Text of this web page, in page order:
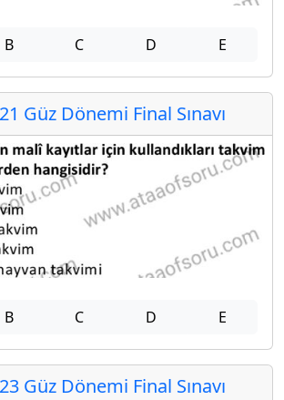
B C D E
Güz Dönemi Final Sınavı
B C D E
Güz Dönemi Final Sınavı